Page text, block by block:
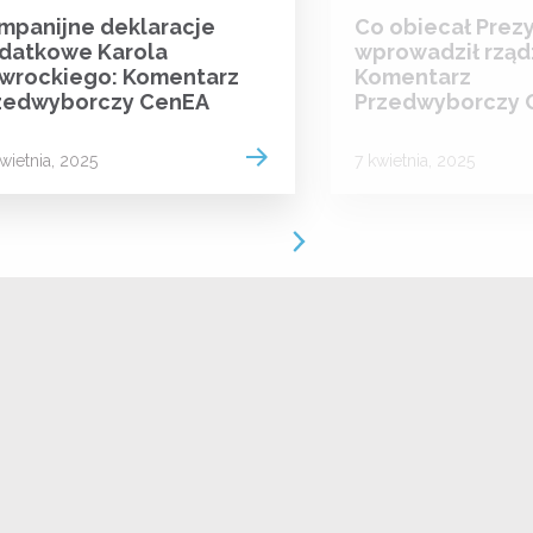
deklaracje
Karola
Komentarz
CenEA
2025 Read more
Co obiecał
wprowadził
Komentarz
Przedwyborczy
7 kwietnia, 2025